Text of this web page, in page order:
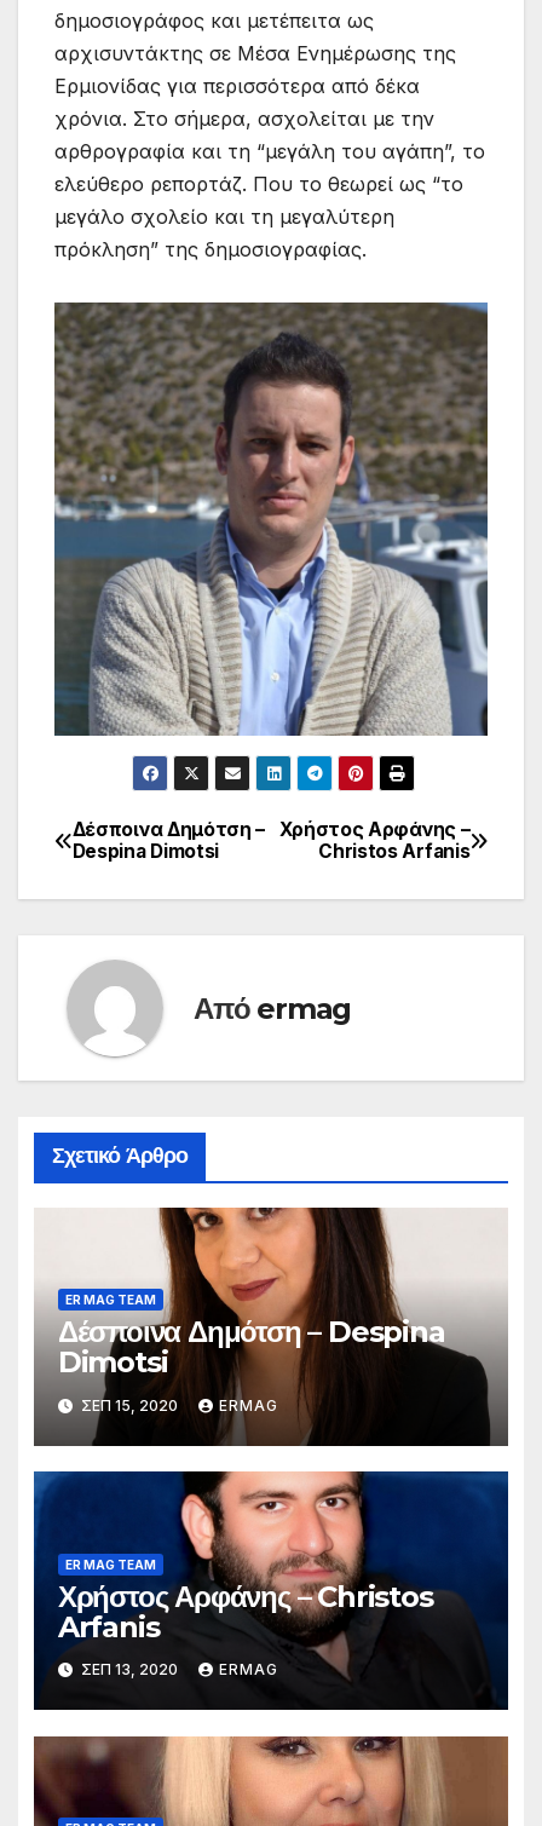
δημοσιογράφος και μετέπειτα ως
αρχισυντάκτης σε Μέσα Ενημέρωσης της
Ερμιονίδας για περισσότερα από δέκα
χρόνια. Στο σήμερα, ασχολείται με την
αρθρογραφία και τη “μεγάλη του αγάπη”, το
ελεύθερο ρεπορτάζ. Που το θεωρεί ως “το
μεγάλο σχολείο και τη μεγαλύτερη
πρόκληση” της δημοσιογραφίας.
Πλοήγηση
άρθρων
Χρήστος Αρφάνης –
Christos Arfanis
Δέσποινα Δημότση –
Despina Dimotsi
Από ermag
Σχετικό Άρθρο
ER MAG TEAM
Δέσποινα Δημότση – Despina
Dimotsi
ΣΕΠ 15, 2020 ERMAG
ER MAG TEAM
Χρήστος Αρφάνης – Christos
Arfanis
ΣΕΠ 13, 2020 ERMAG